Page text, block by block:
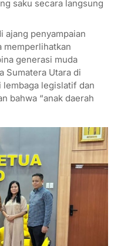
saku secara langsung
ajang penyampaian
memperlihatkan
generasi muda
Sumatera Utara di
legislatif dan
bahwa “anak daerah